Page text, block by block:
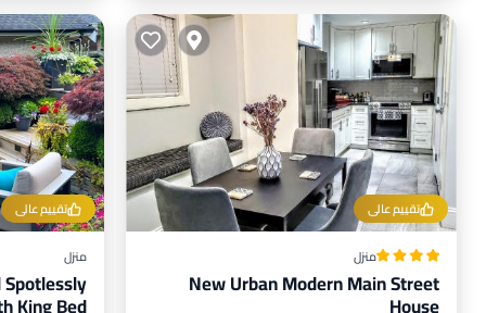
تقييم عالي
منزل
New Urban Modern Main Street
تقييم عالي
منزل